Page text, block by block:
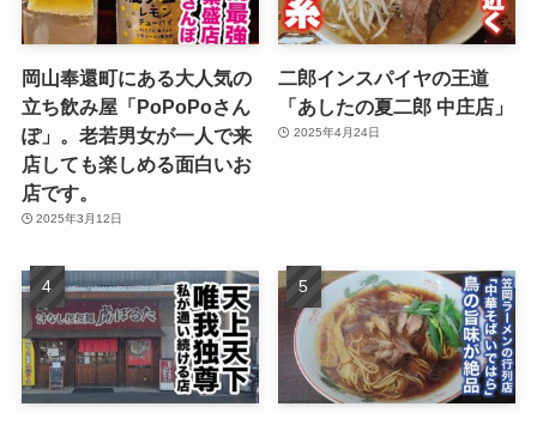
岡山奉還町にある大人気の
立ち飲み屋「PoPoPoさん
ぽ」。老若男女が一人で来
店しても楽しめる面白いお
店です。
2025年3月12日
二郎インスパイヤの王道
「あしたの夏二郎 中庄店」
2025年4月24日